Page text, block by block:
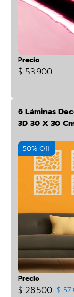
Precio
$ 53.900
6 Láminas
3D 30 X 30
50% Off
Precio
$ 28.500 $